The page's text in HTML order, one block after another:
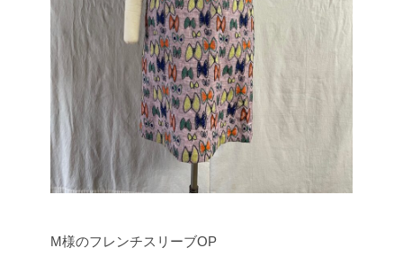
M様のフレンチスリーブOP